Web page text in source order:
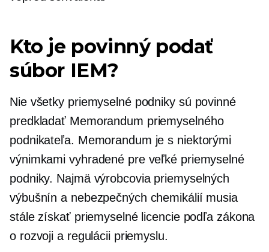
Kto je povinný podať
súbor IEM?
Nie všetky priemyselné podniky sú povinné
predkladať Memorandum priemyselného
podnikateľa. Memorandum je s niektorými
výnimkami vyhradené pre veľké priemyselné
podniky. Najmä výrobcovia priemyselných
výbušnín a nebezpečných chemikálií musia
stále získať priemyselné licencie podľa zákona
o rozvoji a regulácii priemyslu.